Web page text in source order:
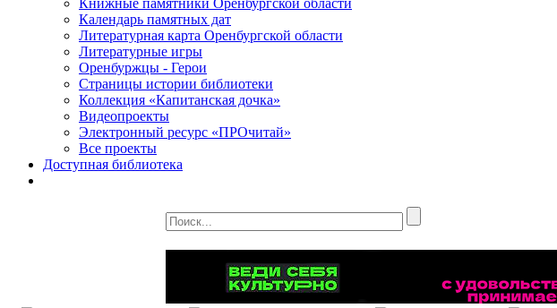
Книжные памятники Оренбургской области
Календарь памятных дат
Литературная карта Оренбургской области
Литературные игры
Оренбуржцы - Герои
Страницы истории библиотеки
Коллекция «Капитанская дочка»
Видеопроекты
Электронный ресурс «ПРОчитай»
Все проекты
Доступная библиотека